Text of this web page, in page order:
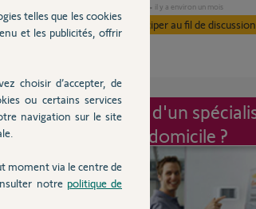
il y a environ un mois
Participer au fil de discussion
Intervention d'un
à mon domicile ?
telles que les cookies
et les publicités, offrir
choisir d’accepter, de
ou certains services
navigation sur le site
moment via le centre de
notre politique de